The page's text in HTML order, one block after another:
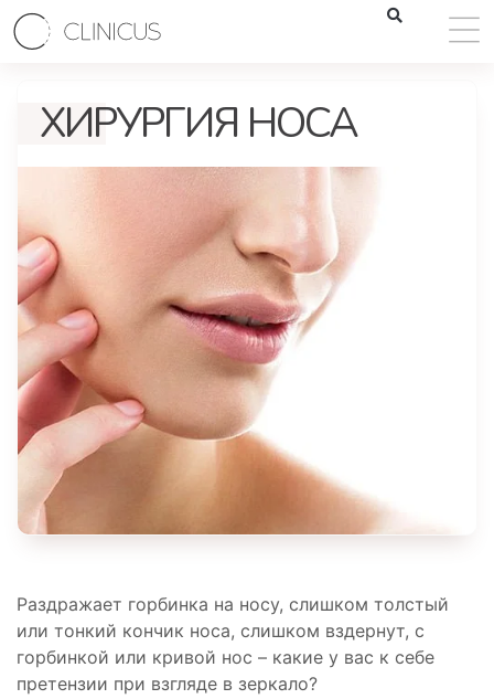
ХИРУРГИЯ НОСА
Раздражает горбинка на носу, слишком толстый
или тонкий кончик носа, слишком вздернут, с
горбинкой или кривой нос – какие у вас к себе
претензии при взгляде в зеркало?